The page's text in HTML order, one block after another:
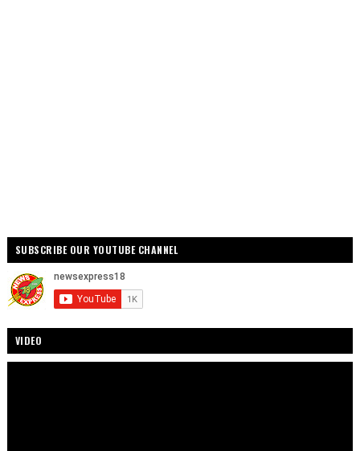
SUBSCRIBE OUR YOUTUBE CHANNEL
VIDEO